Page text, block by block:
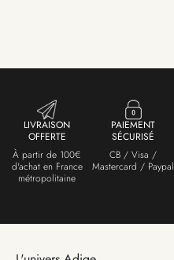
LIVRAISON
OFFERTE
À partir de 100€
d'achat en France
métropolitaine
PAIEMENT
SÉCURISÉ
CB / Visa /
Mastercard / Paypal